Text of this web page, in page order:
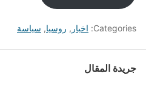
Categories: اخبار , روسيا, سياسة
جريدة المقال